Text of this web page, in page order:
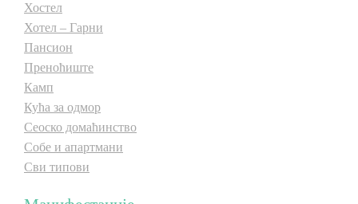
Хостел
Хотел – Гарни
Пансион
Преноћиште
Камп
Кућа за одмор
Сеоско домаћинство
Собе и апартмани
Сви типови